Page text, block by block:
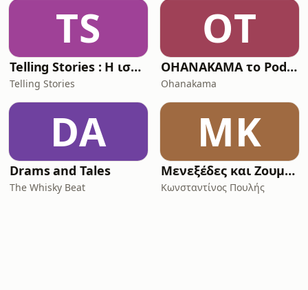
TS
Telling Stories : Η ιστορία όπως δεν την ξέρατε!
Telling Stories
OΤ
OHANAKAMA το Podcast
Ohanakama
DA
Drams and Tales
The Whisky Beat
ΜΚ
Μενεξέδες και Ζουμπούλια
Κωνσταντίνος Πουλής